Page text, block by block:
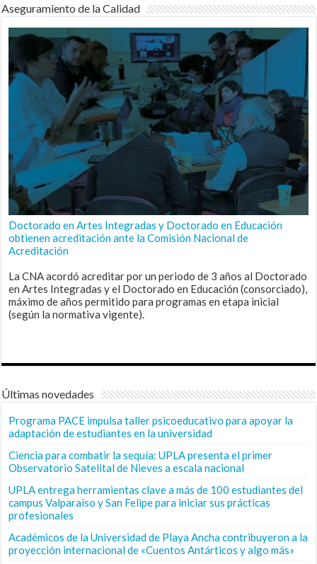
Aseguramiento de la Calidad
Doctorado en Artes Integradas y Doctorado en Educación
obtienen acreditación ante la Comisión Nacional de
Acreditación
La CNA acordó acreditar por un periodo de 3 años al Doctorado
en Artes Integradas y el Doctorado en Educación (consorciado),
máximo de años permitido para programas en etapa inicial
(según la normativa vigente).
Últimas novedades
Programa PACE impulsa taller psicoeducativo para apoyar la
adaptación de estudiantes en la universidad
Ciencia para combatir la sequía: UPLA presenta el primer
Observatorio Satelital de Nieves a escala nacional
UPLA entrega herramientas clave a más de 100 estudiantes del
campus Valparaíso y San Felipe para iniciar sus prácticas
profesionales
Académicos de la Universidad de Playa Ancha contribuyeron a la
proyección internacional de «Cuentos Antárticos y algo más»